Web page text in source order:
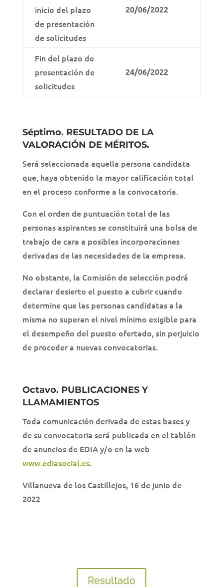
inicio del plazo
de presentación
de solicitudes
20/06/2022
Fin del plazo de
presentación de
solicitudes
24/06/2022
Séptimo. RESULTADO DE LA
VALORACIÓN DE MÉRITOS.
Será seleccionada aquella persona candidata
que, haya obtenido la mayor calificación total
en el proceso conforme a la convocatoria.
Con el orden de puntuación total de las
personas aspirantes se constituirá una bolsa de
trabajo de cara a posibles incorporaciones
derivadas de las necesidades de la empresa.
No obstante, la Comisión de selección podrá
declarar desierto el puesto a cubrir cuando
determine que las personas candidatas a la
misma no superan el nivel mínimo exigible para
el desempeño del puesto ofertado, sin perjuicio
de proceder a nuevas convocatorias.
Octavo. PUBLICACIONES Y
LLAMAMIENTOS
Toda comunicación derivada de estas bases y
de su convocatoria será publicada en el tablón
de anuncios de EDIA y/o en la web
www.ediasocial.es.
Villanueva de los Castillejos, 16 de junio de
2022
Resultado